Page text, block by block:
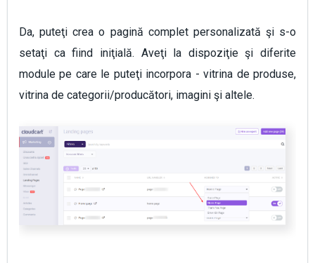
Da, puteţi crea o pagină complet personalizată şi s-o
setaţi ca fiind iniţială. Aveţi la dispoziţie şi diferite
module pe care le puteţi incorpora - vitrina de produse,
vitrina de categorii/producători, imagini şi altele.